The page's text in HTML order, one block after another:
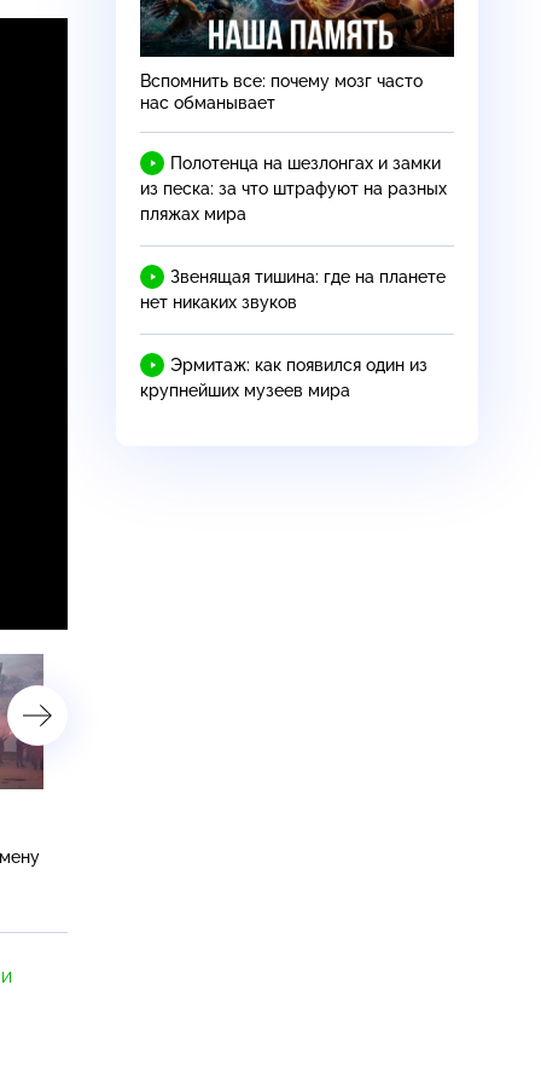
Вспомнить все: почему мозг часто
нас обманывает
Полотенца на шезлонгах и замки
из песка: за что штрафуют на разных
пляжах мира
Звенящая тишина: где на планете
нет никаких звуков
Эрмитаж: как появился один из
крупнейших музеев мира